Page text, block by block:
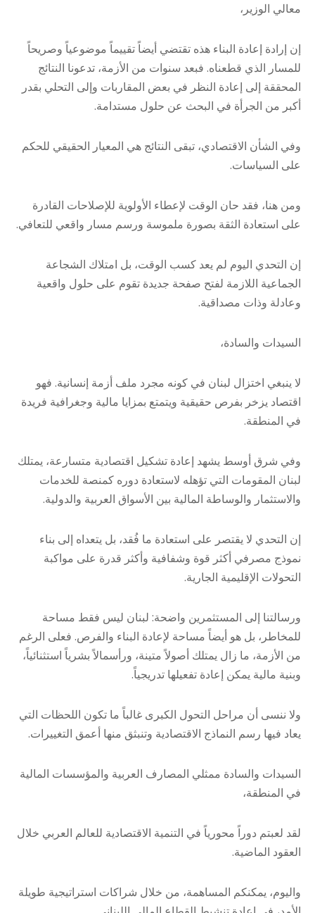
معالي الوزير،
إن إرادة إعادة البناء هذه تقتضي أيضاً تقييماً موضوعياً وصريحاً
للمسار الذي قطعناه. فبعد سنوات من الأزمة، تدعونا النتائج
المحققة إلى إعادة النظر في بعض المقاربات وإلى التحلي بقدر
أكبر من الجرأة في البحث عن حلول مستدامة.
وفي الشأن الاقتصادي، تبقى النتائج هي المعيار الحقيقي للحكم
على السياسات.
ومن هنا، فقد حان الوقت لإعطاء الأولوية للإصلاحات القادرة
على استعادة الثقة بصورة ملموسة ورسم مسار واقعي للتعافي.
إن التحدي اليوم لم يعد كسب الوقت، بل امتلاك الشجاعة
الجماعية اللازمة لفتح صفحة جديدة تقوم على حلول واقعية
وعادلة وذات مصداقية.
السيدات والسادة،
لا ينبغي اختزال لبنان في كونه مجرد ملف أزمة إنسانية. فهو
اقتصاد يزخر بفرص حقيقية ويتمتع بمزايا مالية وجغرافية فريدة
في المنطقة.
وفي شرق أوسط يشهد إعادة تشكيل اقتصادية متسارعة، يمتلك
لبنان المقومات التي تؤهله لاستعادة دوره كمنصة للخدمات
والاستثمار والوساطة المالية بين الأسواق العربية والدولية.
إن التحدي لا يقتصر على استعادة ما فُقد، بل يتعداه إلى بناء
نموذج مصرفي أكثر قوة وشفافية وأكثر قدرة على مواكبة
التحولات الإقليمية الجارية.
ورسالتنا إلى المستثمرين واضحة: لبنان ليس فقط مساحة
للمخاطر، بل هو أيضاً مساحة لإعادة البناء والفرص. فعلى الرغم
من الأزمة، ما زال يمتلك أصولاً متينة، ورأسمالاً بشرياً استثنائياً،
وبنية مالية يمكن إعادة تفعيلها تدريجياً.
ولا ننسى أن مراحل التحول الكبرى غالباً ما تكون اللحظات التي
يعاد فيها رسم النماذج الاقتصادية وتنبثق منها أعمق التغييرات.
السيدات والسادة ممثلي المصارف العربية والمؤسسات المالية
في المنطقة،
لقد لعبتم دوراً محورياً في التنمية الاقتصادية للعالم العربي خلال
العقود الماضية.
واليوم، يمكنكم المساهمة، من خلال شراكات استراتيجية طويلة